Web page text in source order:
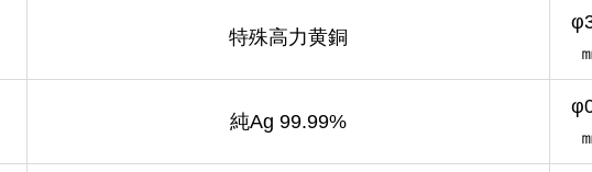
特殊高力黄銅
純Ag 99.99%